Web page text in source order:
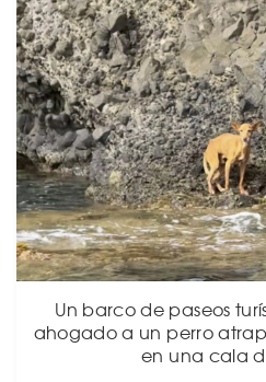
Un barco de paseos
ahogado a un perro
en una cala